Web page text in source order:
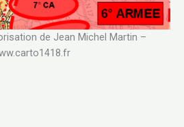
de Jean Michel Martin –